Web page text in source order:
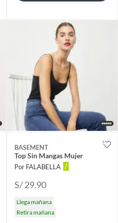
BASEMENT
Top Sin Mangas Mujer
Por FALABELLA
S/ 29.90
Llega mañana
Retira mañana